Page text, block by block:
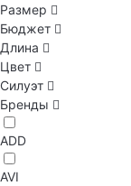
Размер
Бюджет
Длина
Цвет
Силуэт
Бренды
ADD
AVI